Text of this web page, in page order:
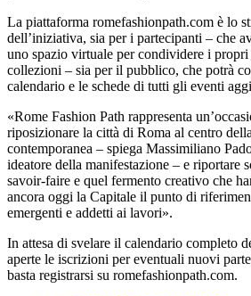
La piattaforma romefashionpath.com è lo
dell’iniziativa, sia per i partecipanti – che
uno spazio virtuale per condividere i
collezioni – sia per il pubblico, che potrà
calendario e le schede di tutti gli eventi
«Rome Fashion Path rappresenta
riposizionare la città di Roma al centro
contemporanea – spiega Massimiliano
ideatore della manifestazione – e riportare
savoir-faire e quel fermento creativo che
ancora oggi la Capitale il punto di
emergenti e addetti ai lavori».
In attesa di svelare il calendario completo
aperte le iscrizioni per eventuali nuovi
basta registrarsi su romefashionpath.com.